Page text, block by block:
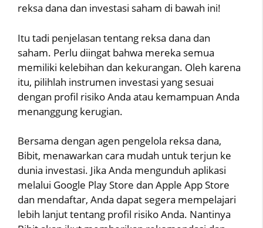
reksa dana dan investasi saham di bawah ini!
Itu tadi penjelasan tentang reksa dana dan
saham. Perlu diingat bahwa mereka semua
memiliki kelebihan dan kekurangan. Oleh karena
itu, pilihlah instrumen investasi yang sesuai
dengan profil risiko Anda atau kemampuan Anda
menanggung kerugian.
Bersama dengan agen pengelola reksa dana,
Bibit, menawarkan cara mudah untuk terjun ke
dunia investasi. Jika Anda mengunduh aplikasi
melalui Google Play Store dan Apple App Store
dan mendaftar, Anda dapat segera mempelajari
lebih lanjut tentang profil risiko Anda. Nantinya